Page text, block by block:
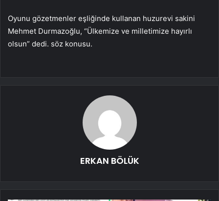
Oyunu gözetmenler eşliğinde kullanan huzurevi sakini
Mehmet Durmazoğlu, “Ülkemize ve milletimize hayırlı
olsun” dedi. söz konusu.
ERKAN BÖLÜK